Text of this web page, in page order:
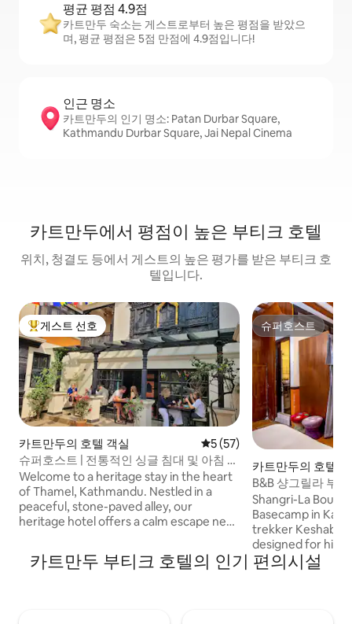
평균 평점 4.9점
카트만두 숙소는 게스트로부터 높은 평점을 받았으
며, 평균 평점은 5점 만점에 4.9점입니다!
인근 명소
카트만두의 인기 명소: Patan Durbar Square,
Kathmandu Durbar Square, Jai Nepal Cinema
카트만두에서 평점이 높은 부티크 호텔
위치, 청결도 등에서 게스트의 높은 평가를 받은 부티크 호
텔입니다.
상위 게스트 선호
게스트 선호
카트만두의 호텔 객실 평점 5점(5점 만점), 후기 57
5 (57)
슈퍼호스트 | 전통적인 싱글 침대 및 아침 식
사!
Welcome to a heritage stay in the heart
of Thamel, Kathmandu. Nestled in a
peaceful, stone-paved alley, our
heritage hotel offers a calm escape near
art gallery and yoga space, a cozy café
with a private courtyard, and uniquely
슈퍼호스트
슈퍼호스트
카트만두의 호텔
B&B 샹그릴라 부
Shangri-La
Basecamp in
trekker Keshab
designed for
Annapurna,
early breakfasts,
카트만두 부티크 호텔의 인기 편의시설